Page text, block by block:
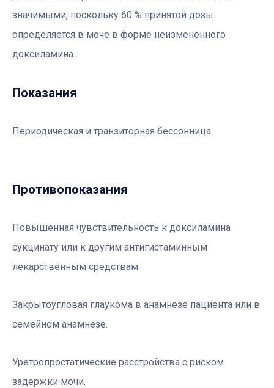
значимыми, поскольку 60 % принятой дозы
определяется в моче в форме неизмененного
доксиламина.
Показания
Периодическая и транзиторная бессонница.
Противопоказания
Повышенная чувствительность к доксиламина
сукцинату или к другим антигистаминным
лекарственным средствам.
Закрытоугловая глаукома в анамнезе пациента или в
семейном анамнезе.
Уретропростатические расстройства с риском
задержки мочи.